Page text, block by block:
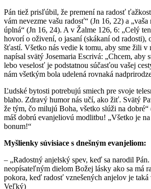
Pán tiež prisľúbil, že premení na radosť
vám nevezme vašu radosť“ (Jn 16, 22) a
úplná“ (Jn 16, 24). A v Žalme 126, 6: „Celý
hovorí o oživení, o jasaní (skákaní od radosti),
šťastí. Všetko nás vedie k tomu, aby sme žili v
napísal svätý Josemaria Escrivá: „Chcem, aby
lebo veselosť je podstatnou súčasťou vašej
nám všetkým bola udelená rovnaká
Ľudské bytosti potrebujú smiech pre svoje
blaho. Zdravý humor nás učí, ako žiť. Svätý
že tým, čo milujú Boha, všetko slúži na
máš dobrú evanjeliovú modlitbu! „Všetko je
bonum!“
Myšlienky súvisiace s dnešným evanjeliom:
– „Radostný anjelský spev, keď sa narodil
neopísateľným dielom Božej lásky ako sa má
pokora, keď radosť vznešených anjelov je
Veľký)